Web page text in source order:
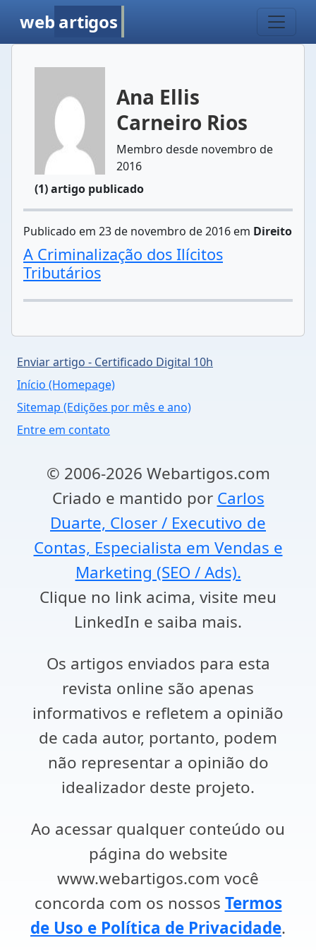
web artigos
Ana Ellis
Carneiro Rios
Membro desde novembro de
2016
(1) artigo publicado
Publicado em 23 de novembro de 2016 em Direito
A Criminalização dos Ilícitos
Tributários
Enviar artigo - Certificado Digital 10h
Início (Homepage)
Sitemap (Edições por mês e ano)
Entre em contato
© 2006-2026 Webartigos.com
Criado e mantido por Carlos
Duarte, Closer / Executivo de
Contas, Especialista em Vendas e
Marketing (SEO / Ads).
Clique no link acima, visite meu
LinkedIn e saiba mais.
Os artigos enviados para esta
revista online são apenas
informativos e refletem a opinião
de cada autor, portanto, podem
não representar a opinião do
idealizador deste projeto.
Ao acessar qualquer conteúdo ou
página do website
www.webartigos.com você
concorda com os nossos Termos
de Uso e Política de Privacidade.